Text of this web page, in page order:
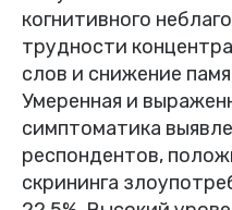
когнитивного
трудности
слов и снижение
Умеренная и
симптоматика
респондентов,
скрининга